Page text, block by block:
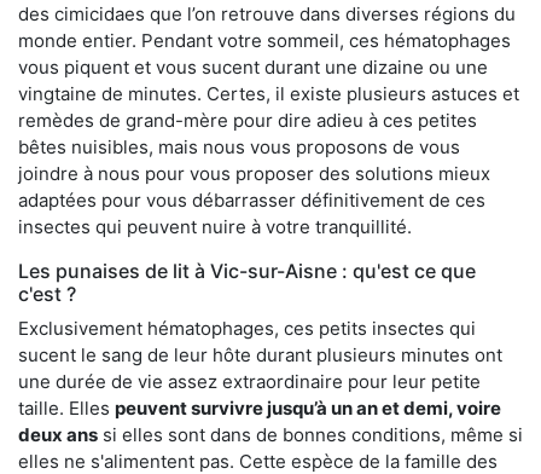
des cimicidaes que l’on retrouve dans diverses régions du
monde entier. Pendant votre sommeil, ces hématophages
vous piquent et vous sucent durant une dizaine ou une
vingtaine de minutes. Certes, il existe plusieurs astuces et
remèdes de grand-mère pour dire adieu à ces petites
bêtes nuisibles, mais nous vous proposons de vous
joindre à nous pour vous proposer des solutions mieux
adaptées pour vous débarrasser définitivement de ces
insectes qui peuvent nuire à votre tranquillité.
Les punaises de lit à Vic-sur-Aisne : qu'est ce que
c'est ?
Exclusivement hématophages, ces petits insectes qui
sucent le sang de leur hôte durant plusieurs minutes ont
une durée de vie assez extraordinaire pour leur petite
taille. Elles peuvent survivre jusqu’à un an et demi, voire
deux ans si elles sont dans de bonnes conditions, même si
elles ne s'alimentent pas. Cette espèce de la famille des